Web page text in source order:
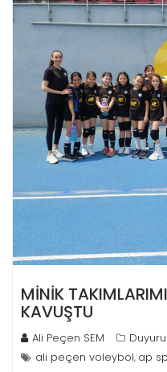
MİNİK
KAVUŞTU
Ali Peçen SEM
ali peçen voleybol, ap